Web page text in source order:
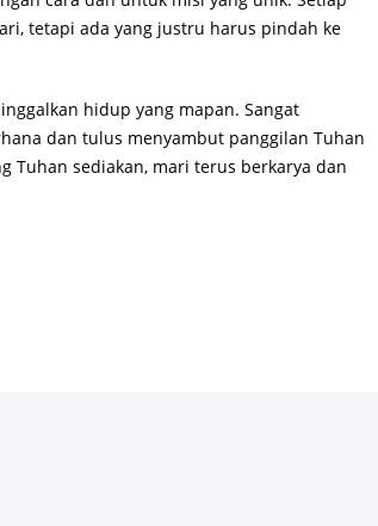
tetapi ada yang justru harus pindah ke
hidup yang mapan. Sangat
dan tulus menyambut panggilan Tuhan
Tuhan sediakan, mari terus berkarya dan